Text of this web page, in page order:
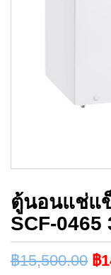
ตู้นอนแช่แ
SCF-0465
฿15,500.00 ฿